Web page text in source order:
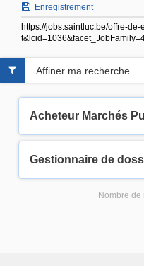
Enregistrement
https://jobs.saintluc.be/offre-
Acheteur Marchés
Affiner ma recherche
Nombre de